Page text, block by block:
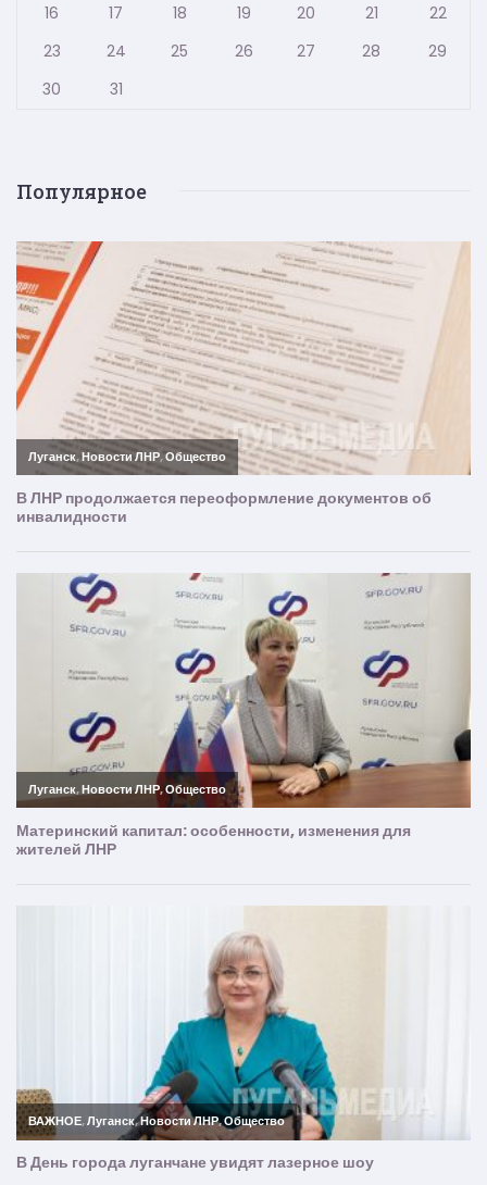
16
17 18 19 20 21
22
23
24 25 26 27 28
29
30
31
Популярное